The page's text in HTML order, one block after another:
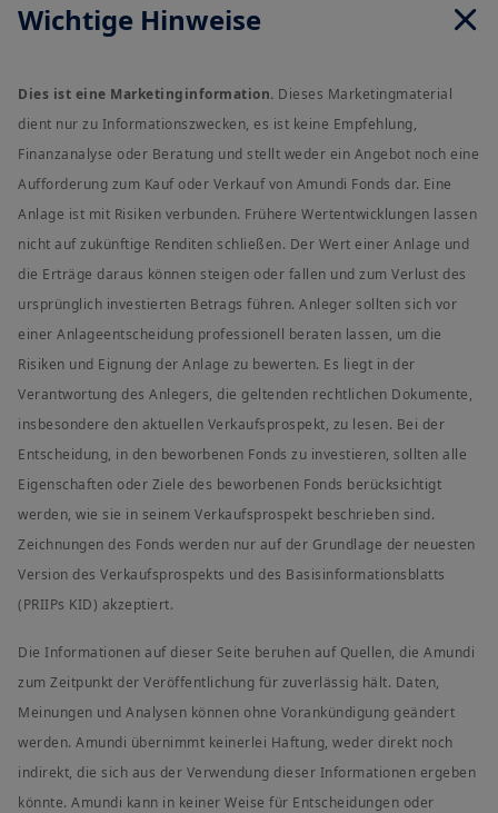
Wichtige Hinweise
Dies ist eine Marketinginformation. Dieses Marketingmaterial
dient nur zu Informationszwecken, es ist keine Empfehlung,
Finanzanalyse oder Beratung und stellt weder ein Angebot noch eine
Aufforderung zum Kauf oder Verkauf von Amundi Fonds dar. Eine
Anlage ist mit Risiken verbunden. Frühere Wertentwicklungen lassen
nicht auf zukünftige Renditen schließen. Der Wert einer Anlage und
die Erträge daraus können steigen oder fallen und zum Verlust des
ursprünglich investierten Betrags führen. Anleger sollten sich vor
einer Anlageentscheidung professionell beraten lassen, um die
Risiken und Eignung der Anlage zu bewerten. Es liegt in der
Verantwortung des Anlegers, die geltenden rechtlichen Dokumente,
insbesondere den aktuellen Verkaufsprospekt, zu lesen. Bei der
Entscheidung, in den beworbenen Fonds zu investieren, sollten alle
Eigenschaften oder Ziele des beworbenen Fonds berücksichtigt
werden, wie sie in seinem Verkaufsprospekt beschrieben sind.
Zeichnungen des Fonds werden nur auf der Grundlage der neuesten
Version des Verkaufsprospekts und des Basisinformationsblatts
(PRIIPs KID) akzeptiert.
Die Informationen auf dieser Seite beruhen auf Quellen, die Amundi
zum Zeitpunkt der Veröffentlichung für zuverlässig hält. Daten,
Meinungen und Analysen können ohne Vorankündigung geändert
werden. Amundi übernimmt keinerlei Haftung, weder direkt noch
indirekt, die sich aus der Verwendung dieser Informationen ergeben
könnte. Amundi kann in keiner Weise für Entscheidungen oder